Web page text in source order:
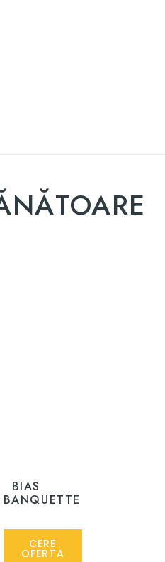
BIAS
BANQUETTE
CERE
OFERTA